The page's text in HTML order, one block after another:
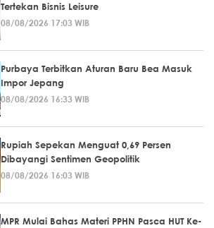
Tertekan Bisnis Leisure
08/08/2026 17:03 WIB
Purbaya Terbitkan Aturan Baru Bea Masuk
Impor Jepang
08/08/2026 16:33 WIB
Rupiah Sepekan Menguat 0,69 Persen
Dibayangi Sentimen Geopolitik
08/08/2026 16:03 WIB
MPR Mulai Bahas Materi PPHN Pasca HUT Ke-